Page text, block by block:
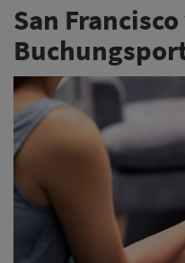
San